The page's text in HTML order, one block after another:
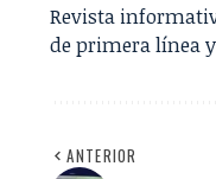
Revista
de primera línea
ANTERIOR